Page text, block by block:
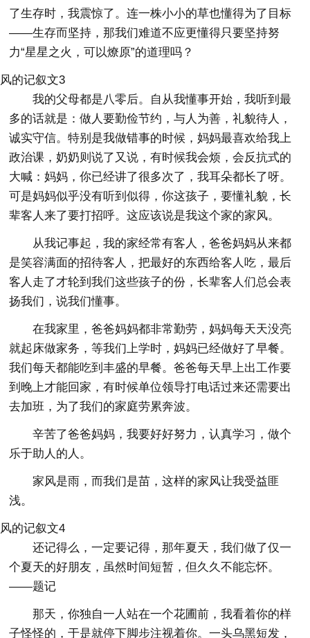
了生存时，我震惊了。连一株小小的草也懂得为了目标
——生存而坚持，那我们难道不应更懂得只要坚持努
力“星星之火，可以燎原”的道理吗？
风的记叙文3
我的父母都是八零后。自从我懂事开始，我听到最
多的话就是：做人要勤俭节约，与人为善，礼貌待人，
诚实守信。特别是我做错事的时候，妈妈最喜欢给我上
政治课，奶奶则说了又说，有时候我会烦，会反抗式的
大喊：妈妈，你已经讲了很多次了，我耳朵都长了呀。
可是妈妈似乎没有听到似得，你这孩子，要懂礼貌，长
辈客人来了要打招呼。这应该说是我这个家的家风。
从我记事起，我的家经常有客人，爸爸妈妈从来都
是笑容满面的招待客人，把最好的东西给客人吃，最后
客人走了才轮到我们这些孩子的份，长辈客人们总会表
扬我们，说我们懂事。
在我家里，爸爸妈妈都非常勤劳，妈妈每天天没亮
就起床做家务，等我们上学时，妈妈已经做好了早餐。
我们每天都能吃到丰盛的早餐。爸爸每天早上出工作要
到晚上才能回家，有时候单位领导打电话过来还需要出
去加班，为了我们的家庭劳累奔波。
辛苦了爸爸妈妈，我要好好努力，认真学习，做个
乐于助人的人。
家风是雨，而我们是苗，这样的家风让我受益匪
浅。
风的记叙文4
还记得么，一定要记得，那年夏天，我们做了仅一
个夏天的好朋友，虽然时间短暂，但久久不能忘怀。
——题记
那天，你独自一人站在一个花圃前，我看着你的样
子怪怪的，于是就停下脚步注视着你。一头乌黑短发，